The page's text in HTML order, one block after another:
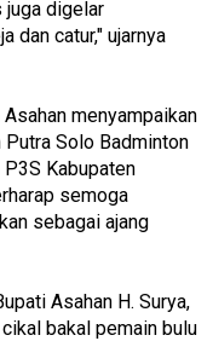
juga digelar
dan catur," ujarnya
menyampaikan
Solo Badminton
Kabupaten
semoga
sebagai ajang
Asahan H. Surya,
bakal pemain bulu